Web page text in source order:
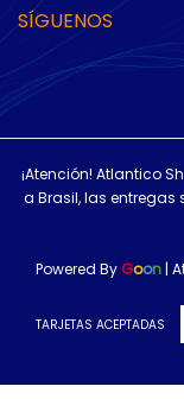
SÍGUENOS
¡Atención! Atlantico
a Brasil, las entregas
Powered By Goon |
TARJETAS ACEPTADAS